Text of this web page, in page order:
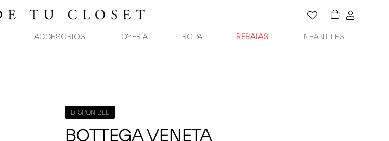
ACCESORIOS JOYERÍA ROPA REBAJAS INFANTILES
DISPONIBLE
BOTTEGA VENETA